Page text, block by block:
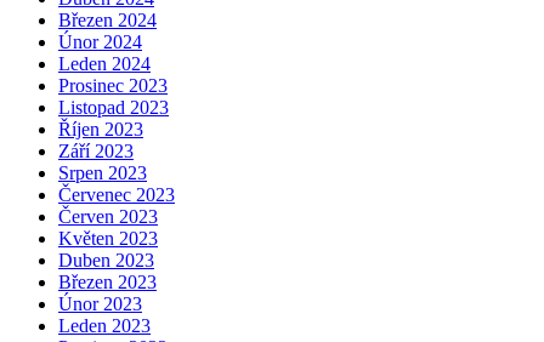
Březen 2024
Únor 2024
Leden 2024
Prosinec 2023
Listopad 2023
Říjen 2023
Září 2023
Srpen 2023
Červenec 2023
Červen 2023
Květen 2023
Duben 2023
Březen 2023
Únor 2023
Leden 2023